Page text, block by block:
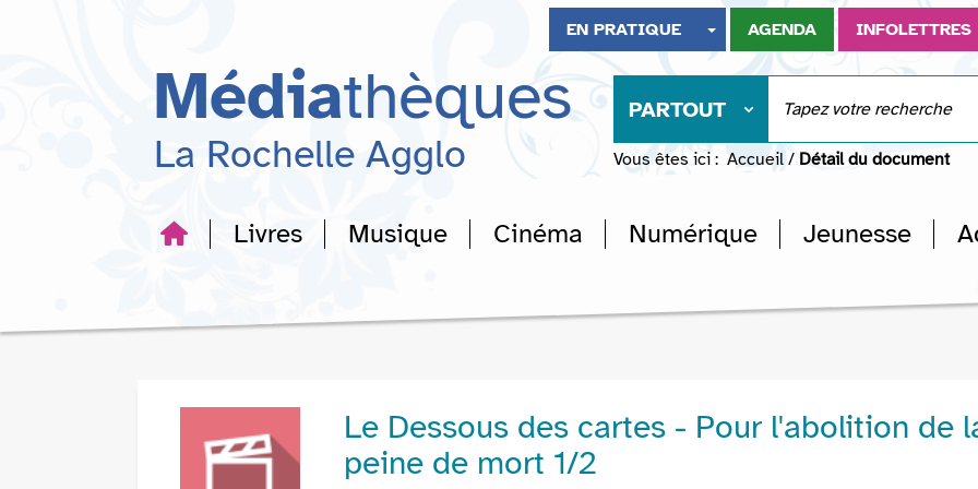
recherche
EN PRATIQUE AGENDA INFOLETTRES
Médiathèques
La Rochelle Agglo
PARTOUT
Vous êtes ici : Accueil / Détail du document
Livres Musique Cinéma Numérique Jeunesse
Le Dessous des cartes - Pour l'abolition de
peine de mort 1/2